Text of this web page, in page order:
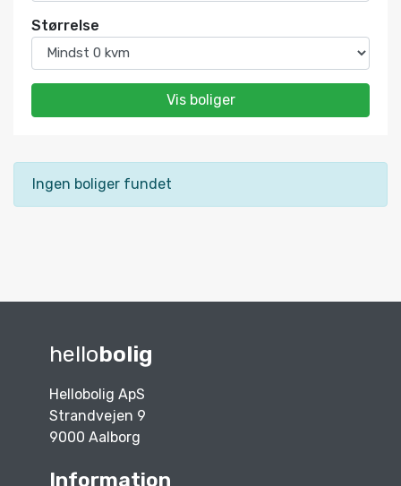
Størrelse
Vis boliger
Ingen boliger fundet
hellobolig
Hellobolig ApS
Strandvejen 9
9000 Aalborg
Information